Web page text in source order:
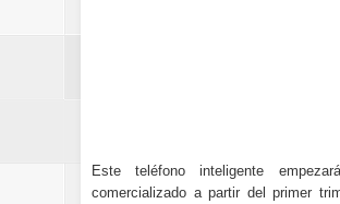
Este teléfono inteligente
comercializado a partir del primer